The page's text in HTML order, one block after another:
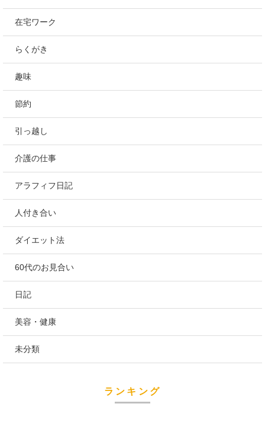
在宅ワーク
らくがき
趣味
節約
引っ越し
介護の仕事
アラフィフ日記
人付き合い
ダイエット法
60代のお見合い
日記
美容・健康
未分類
ランキング